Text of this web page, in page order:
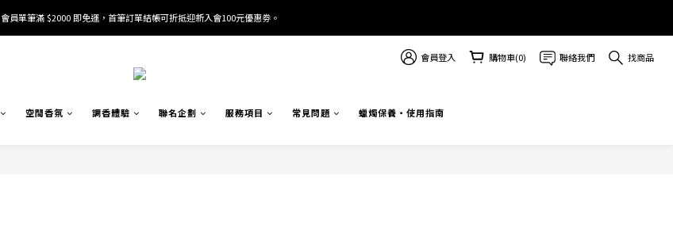
加入/驗證會員並綁定電話號碼，即可獲得百元購物金2張。
會員單筆滿 $2000 即免運，首筆訂單結帳可折抵迎新入會100元優惠劵。
會員登入 購物車(0) 聯絡我們 找商品
空間香氛 調香體驗 聯名企劃 服務項目 常見問題 蠟燭保養・使用指南